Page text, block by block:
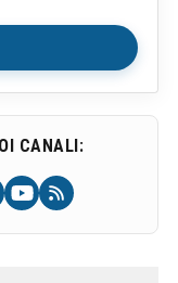
CANALI: